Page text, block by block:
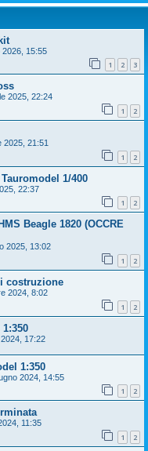
2026, 15:55
1 2 3
2025, 22:24
1 2
2025, 21:51
1 2
1/400
22:37
1 2
Beagle 1820 (OCCRE
2025, 13:02
1 2
costruzione
2024, 8:02
1 2
17:22
1:350
2024, 14:55
1 2
11:35
1 2